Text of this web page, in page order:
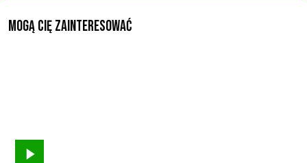
Mogą Cię zainteresować